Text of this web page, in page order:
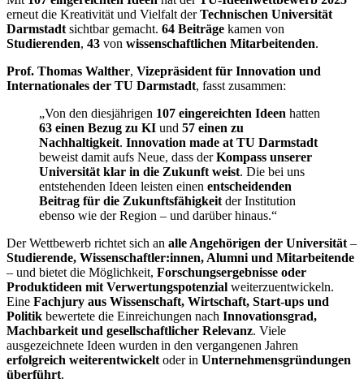
erneut die Kreativität und Vielfalt derTechnischen Universität
Darmstadtsichtbar gemacht. 64 Beiträge kamen von
Studierenden, 43 von wissenschaftlichen Mitarbeitenden.
Prof. Thomas Walther, Vizepräsident für Innovation und
Internationales der TU Darmstadt, fasst zusammen:
„Von den diesjährigen 107 eingereichten Ideen hatten
63 einen Bezug zu KI und 57 einen zu
Nachhaltigkeit. Innovation made at TU Darmstadt
beweist damit aufs Neue, dass derKompass unserer
Universität klar in die Zukunft weist. Die bei uns
entstehenden Ideen leisten einen entscheidenden
Beitrag für die Zukunftsfähigkeitder Institution
ebenso wie der Region – und darüber hinaus.“
Der Wettbewerb richtet sich an alle Angehörigen der Universität–
Studierende, Wissenschaftler:innen, Alumni und Mitarbeitende
– und bietet die Möglichkeit, Forschungsergebnisse oder
Produktideen mit Verwertungspotenzial weiterzuentwickeln.
Eine Fachjury aus Wissenschaft, Wirtschaft, Start-ups und
Politik bewertete die Einreichungen nach Innovationsgrad,
Machbarkeit und gesellschaftlicher Relevanz. Viele
ausgezeichnete Ideen wurden in den vergangenen Jahren
erfolgreich weiterentwickeltoder in Unternehmensgründungen
überführt.